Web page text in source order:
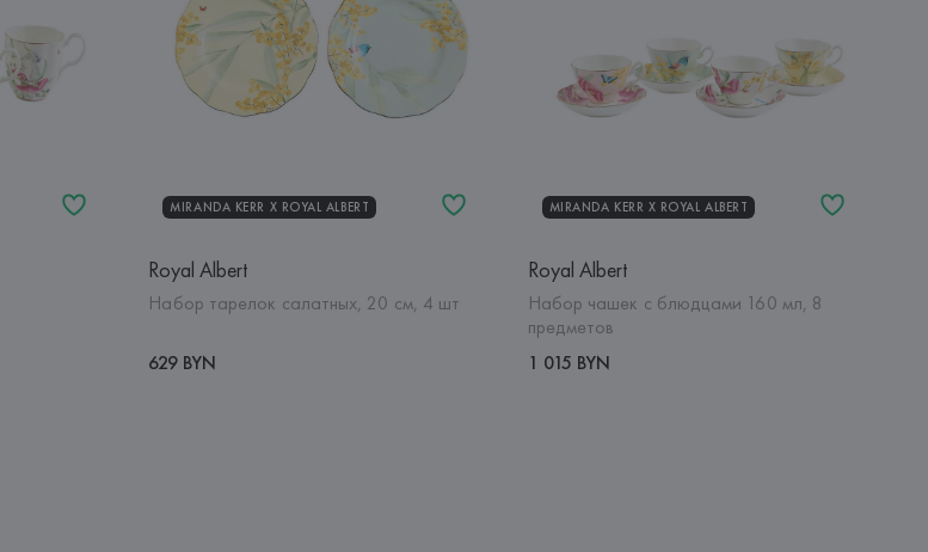
MIRANDA KERR Х ROYAL ALBERT
Royal Albert
Набор тарелок салатных, 20 см, 4 шт
629 BYN
MIRANDA KERR Х ROYAL ALBERT
Royal Albert
Набор чашек с блюдцами 160 мл, 8
предметов
1 015 BYN